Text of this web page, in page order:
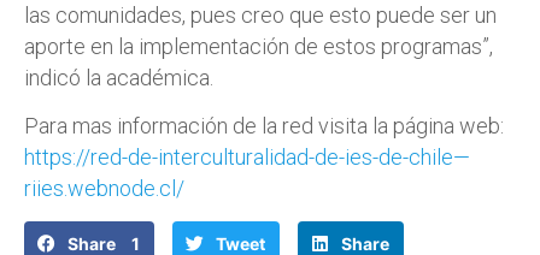
las comunidades, pues creo que esto puede ser un
aporte en la implementación de estos programas”,
indicó la académica.
Para mas información de la red visita la página web:
https://red-de-interculturalidad-de-ies-de-chile—
riies.webnode.cl/
Share 1 Tweet Share